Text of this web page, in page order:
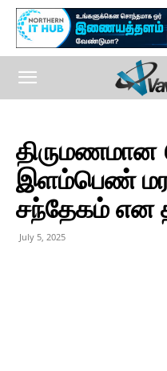
திருமணமான
இளம்பெண்
சந்தேகம் என
July 5, 2025